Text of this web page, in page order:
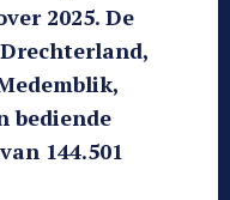
2025. De
bediende
144.501